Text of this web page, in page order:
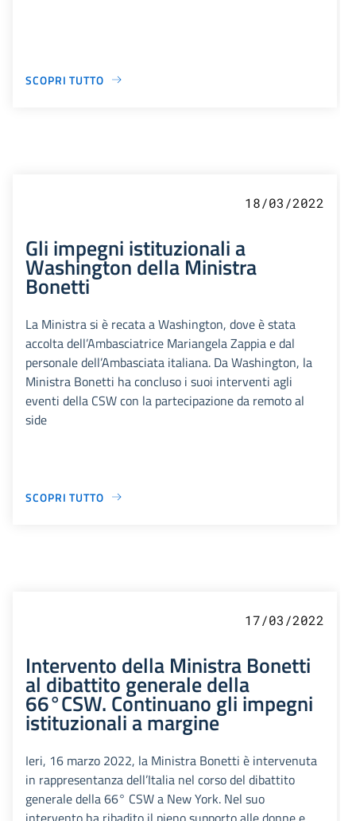
SCOPRI TUTTO
18/03/2022
Gli impegni istituzionali a
Washington della Ministra
Bonetti
La Ministra si è recata a Washington, dove è stata
accolta dell’Ambasciatrice Mariangela Zappia e dal
personale dell’Ambasciata italiana. Da Washington, la
Ministra Bonetti ha concluso i suoi interventi agli
eventi della CSW con la partecipazione da remoto al
side
SCOPRI TUTTO
17/03/2022
Intervento della Ministra Bonetti
al dibattito generale della
66°CSW. Continuano gli impegni
istituzionali a margine
Ieri, 16 marzo 2022, la Ministra Bonetti è intervenuta
in rappresentanza dell’Italia nel corso del dibattito
generale della 66° CSW a New York. Nel suo